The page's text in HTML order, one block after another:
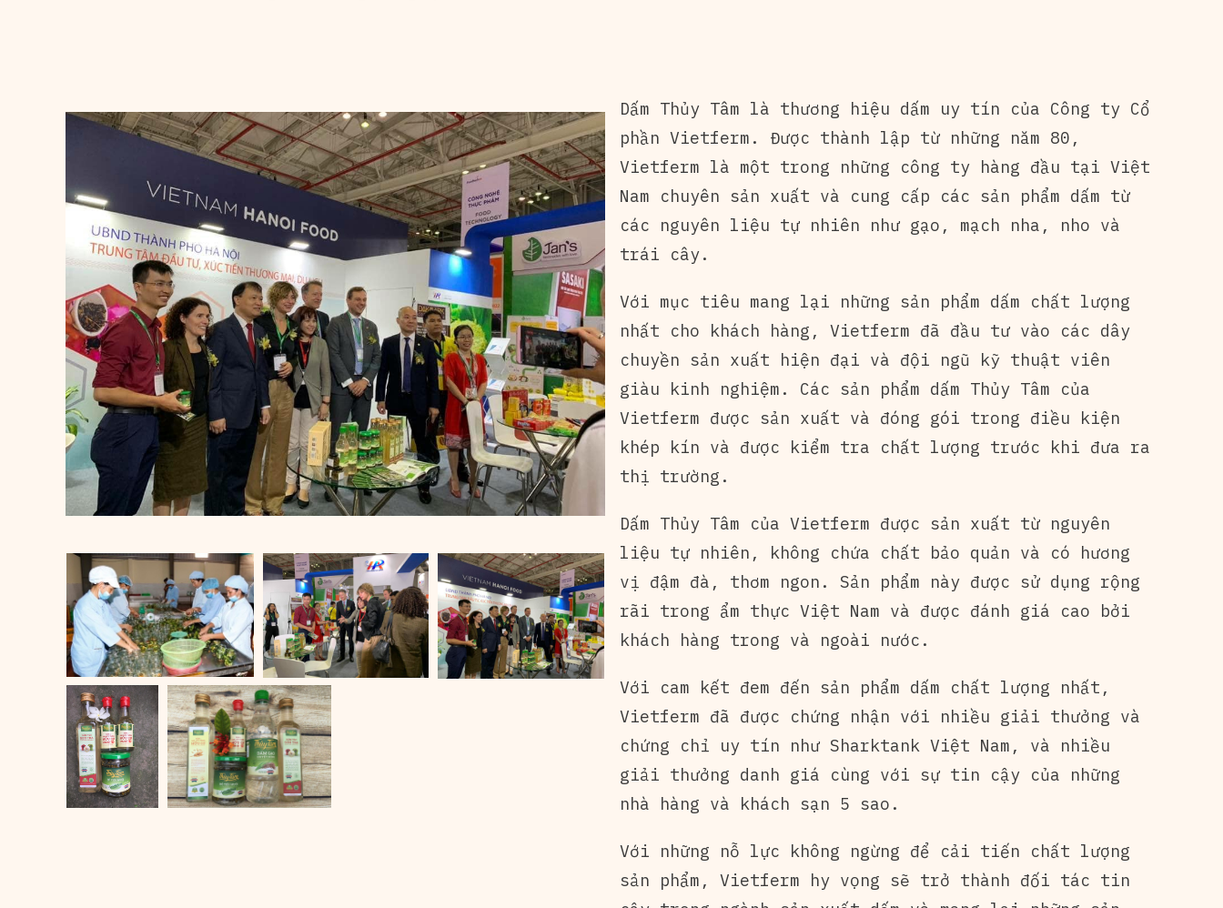
Dấm Thủy Tâm là thương hiệu dấm uy tín của Công ty Cổ
phần Vietferm. Được thành lập từ những năm 80,
Vietferm là một trong những công ty hàng đầu tại Việt
Nam chuyên sản xuất và cung cấp các sản phẩm dấm từ
các nguyên liệu tự nhiên như gạo, mạch nha, nho và
trái cây.
Với mục tiêu mang lại những sản phẩm dấm chất lượng
nhất cho khách hàng, Vietferm đã đầu tư vào các dây
chuyền sản xuất hiện đại và đội ngũ kỹ thuật viên
giàu kinh nghiệm. Các sản phẩm dấm Thủy Tâm của
Vietferm được sản xuất và đóng gói trong điều kiện
khép kín và được kiểm tra chất lượng trước khi đưa ra
thị trường.
Dấm Thủy Tâm của Vietferm được sản xuất từ nguyên
liệu tự nhiên, không chứa chất bảo quản và có hương
vị đậm đà, thơm ngon. Sản phẩm này được sử dụng rộng
rãi trong ẩm thực Việt Nam và được đánh giá cao bởi
khách hàng trong và ngoài nước.
Với cam kết đem đến sản phẩm dấm chất lượng nhất,
Vietferm đã được chứng nhận với nhiều giải thưởng và
chứng chỉ uy tín như Sharktank Việt Nam, và nhiều
giải thưởng danh giá cùng với sự tin cậy của những
nhà hàng và khách sạn 5 sao.
Với những nỗ lực không ngừng để cải tiến chất lượng
sản phẩm, Vietferm hy vọng sẽ trở thành đối tác tin